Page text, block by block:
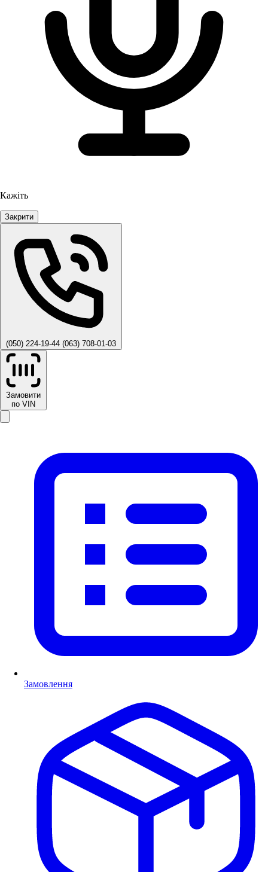
Кажіть
Закрити
(050) 224-19-44 (063) 708-01-03
Замовити
по VIN
Замовлення